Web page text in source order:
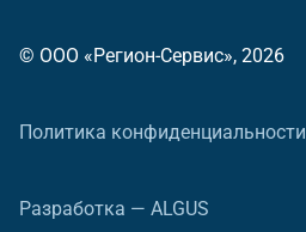
© ООО «Регион-Сервис», 2026
Политика конфиденциальности
Разработка — ALGUS